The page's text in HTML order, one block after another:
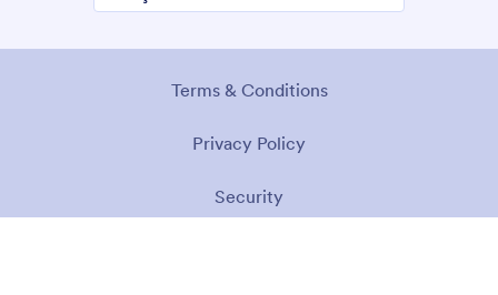
Terms & Conditions
Privacy Policy
Security